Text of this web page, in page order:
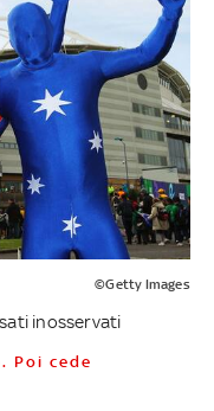
©Getty Images
inosservati